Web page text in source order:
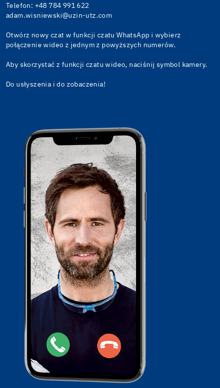
Telefon: +48 784 991 622
adam.wisniewski@uzin-utz.com
Otwórz nowy czat w funkcji czatu WhatsApp i wybierz
połączenie wideo z jednym z powyższych numerów.
Aby skorzystać z funkcji czatu wideo, naciśnij symbol kamery.
Do usłyszenia i do zobaczenia!